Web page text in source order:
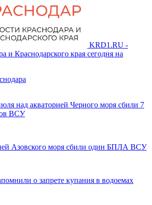
KRD1.RU -
и Краснодарского края сегодня на
над акваторией Черного моря сбили 7
ВСУ
Азовского моря сбили один БПЛА ВСУ
о запрете купания в водоемах